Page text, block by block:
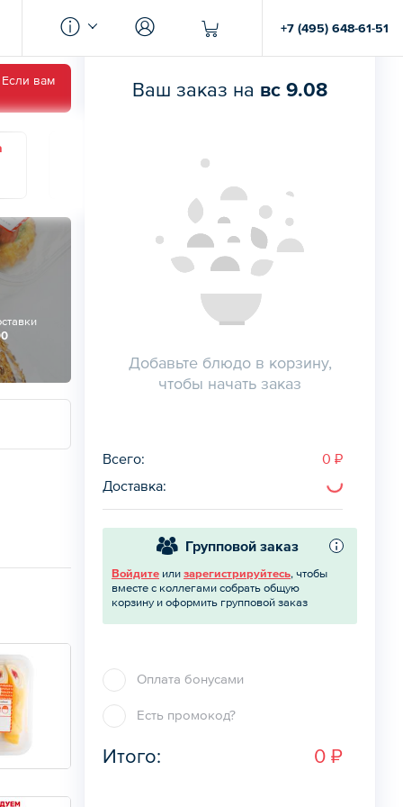
+7 (495) 648-61-51
вам
16
Ваш заказ на вс 9.08
Добавьте блюдо в корзину,
чтобы начать заказ
Всего:
0 ₽
Доставка:
Групповой заказ
Войдите или зарегистрируйтесь, чтобы
вместе с коллегами собрать общую
корзину и оформить групповой заказ
Оплата бонусами
Есть промокод?
Итого: 0 ₽